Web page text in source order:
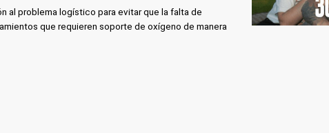
al problema logístico para evitar que la falta de
que requieren soporte de oxígeno de manera